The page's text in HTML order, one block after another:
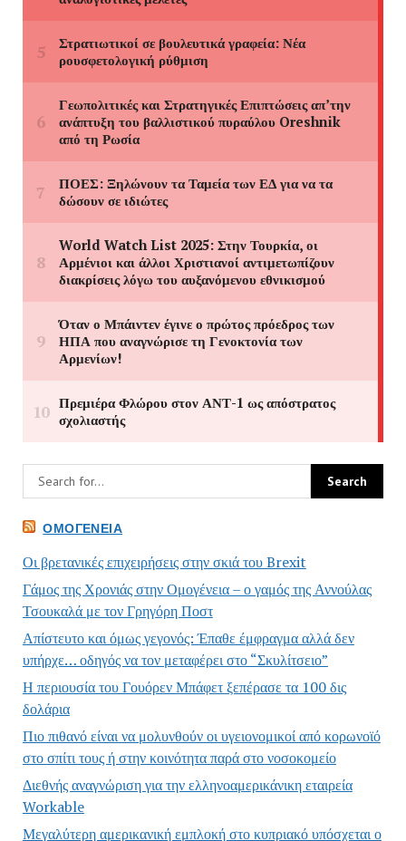
ΟΜΟΓΈΝΕΙΑ
Οι βρετανικές επιχειρήσεις στην σκιά του Brexit
Γάμος της Χρονιάς στην Ομογένεια – ο γαμός της Αννούλας
Τσουκαλά με τον Γρηγόρη Ποστ
Απίστευτο και όμως γεγονός: Έπαθε έμφραγμα αλλά δεν
υπήρχε… οδηγός να τον μεταφέρει στο “Σκυλίτσειο”
Η περιουσία του Γουόρεν Μπάφετ ξεπέρασε τα 100 δις
δολάρια
Πιο πιθανό είναι να μολυνθούν οι υγειονομικοί από κορωνοϊό
στο σπίτι τους ή στην κοινότητα παρά στο νοσοκομείο
Διεθνής αναγνώριση για την ελληνοαμερικάνικη εταιρεία
Workable
Μεγαλύτερη αμερικανική εμπλοκή στο κυπριακό υπόσχεται ο